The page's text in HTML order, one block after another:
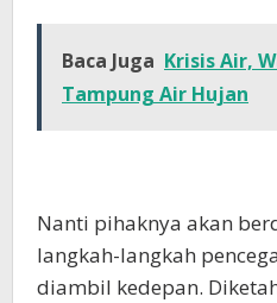
Baca Juga Krisis Air,
Tampung Air Hujan
Nanti pihaknya akan
langkah-langkah
diambil kedepan.